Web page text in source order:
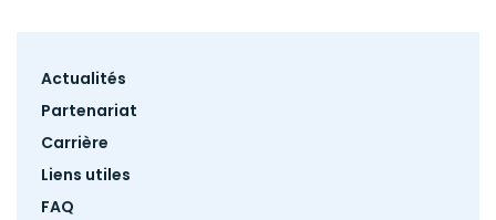
Footer
Actualités
Partenariat
Carrière
Liens utiles
FAQ